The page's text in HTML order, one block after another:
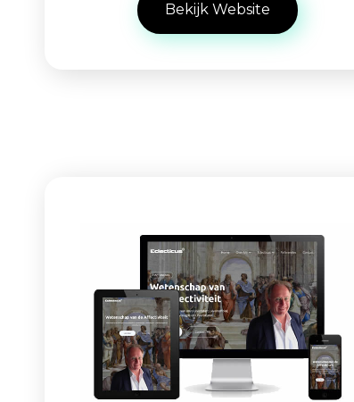
Bekijk Website